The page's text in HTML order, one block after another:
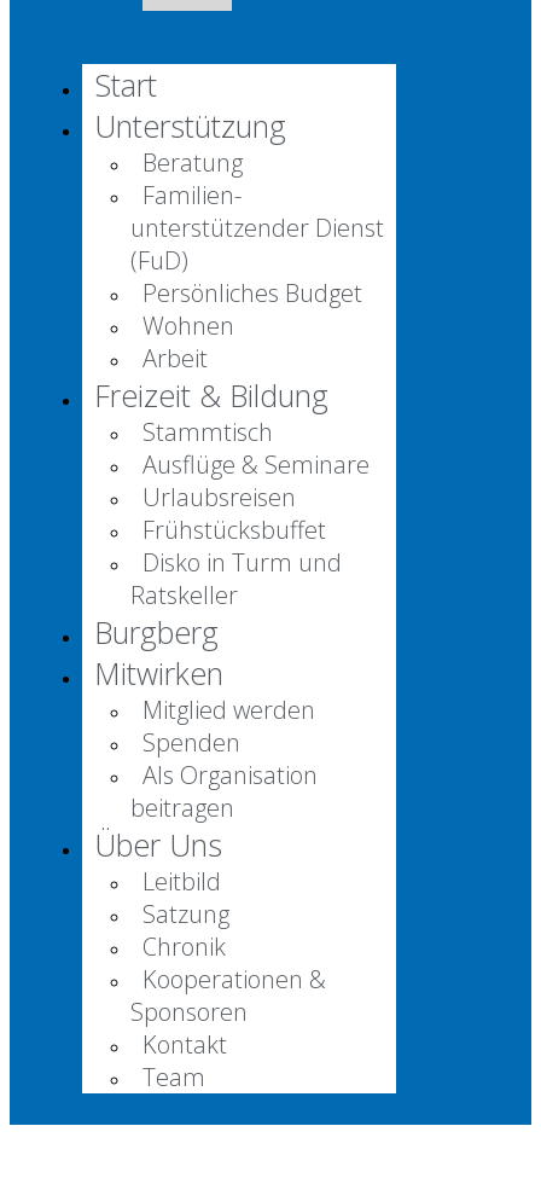
Start
Unterstützung
Beratung
Familien-
unterstützender Dienst
(FuD)
Persönliches Budget
Wohnen
Arbeit
Freizeit & Bildung
Stammtisch
Ausflüge & Seminare
Urlaubsreisen
Frühstücksbuffet
Disko in Turm und
Ratskeller
Burgberg
Mitwirken
Mitglied werden
Spenden
Als Organisation
beitragen
Über Uns
Leitbild
Satzung
Chronik
Kooperationen &
Sponsoren
Kontakt
Team